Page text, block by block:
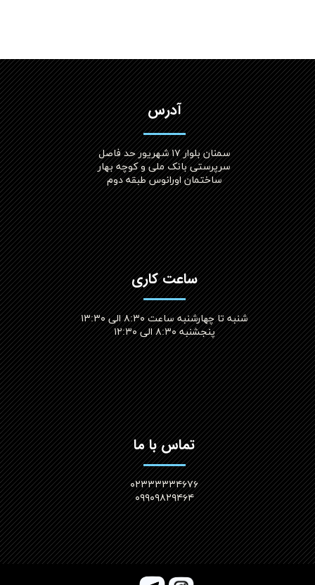
آدرس
سمنان بلوار ۱۷ شهریور حد فاصل
سرپرستی بانک ملی و کوچه بهار
ساختمان اورانوس طبقه دوم
ساعت کاری
شنبه تا چهارشنبه ساعت ۸:۳۰ الی ۱۳:۳۰
پنجشنبه ۸:۳۰ الی ۱۲:۳۰​​​​​​​
تماس با ما
۰۲۳۳۳۳۳۴۶۷۶
۰۹۹۰۹۸۲۹۴۶۴